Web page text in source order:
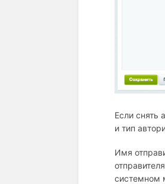
Если снять
и тип
Имя
системном